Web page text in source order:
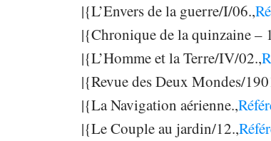
|{L’Envers de la guerre/I/06.,
|{Chronique de la quinzaine –
|{L’Homme et la Terre/IV/02.,
|{Revue des Deux Mondes/
|{La Navigation aérienne.,
|{Le Couple au jardin/12.,